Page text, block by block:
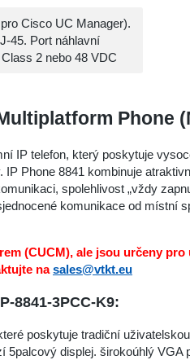
Cisco UC Manager).
45. Port náhlavní
2 nebo 48 VDC
Phone
IP telefon, který poskytuje
Phone 8841 kombinuje
spolehlivost „vždy
komunikace od místní
(CUCM), ale jsou určeny
nasales@vtkt.eu
8841-3PCC-K9:
poskytuje tradiční
5palcový displej. širokoúhlý